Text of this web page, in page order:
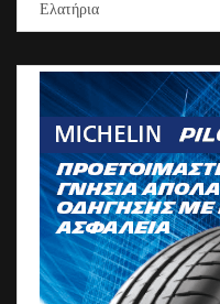
Ελατήρια